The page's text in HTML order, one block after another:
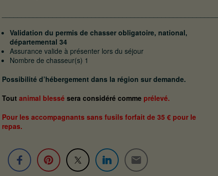
Validation du permis de chasser obligatoire, national,
départemental 34
Assurance valide à présenter lors du séjour
Nombre de chasseur(s) 1
Possibilité d’hébergement dans la région sur demande.
Tout animal blessésera considéré comme prélevé.
Pour les accompagnants sans fusils forfait de 35 € pour le
repas.